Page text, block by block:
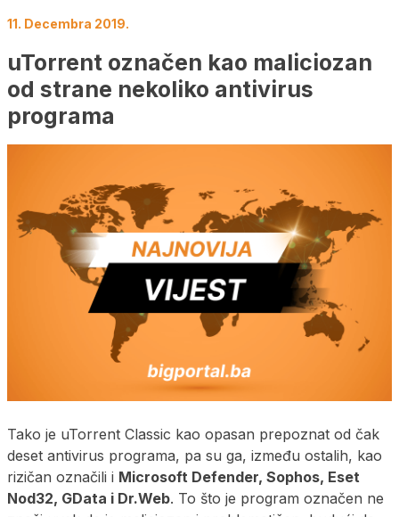
11. Decembra 2019.
uTorrent označen kao maliciozan
od strane nekoliko antivirus
programa
Tako je uTorrent Classic kao opasan prepoznat od čak
deset antivirus programa, pa su ga, između ostalih, kao
rizičan označili i Microsoft Defender, Sophos, Eset
Nod32, GData i Dr.Web. To što je program označen ne